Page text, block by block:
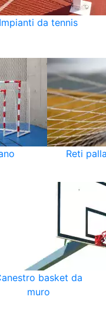
Impianti da tennis
Reti
basket da
muro